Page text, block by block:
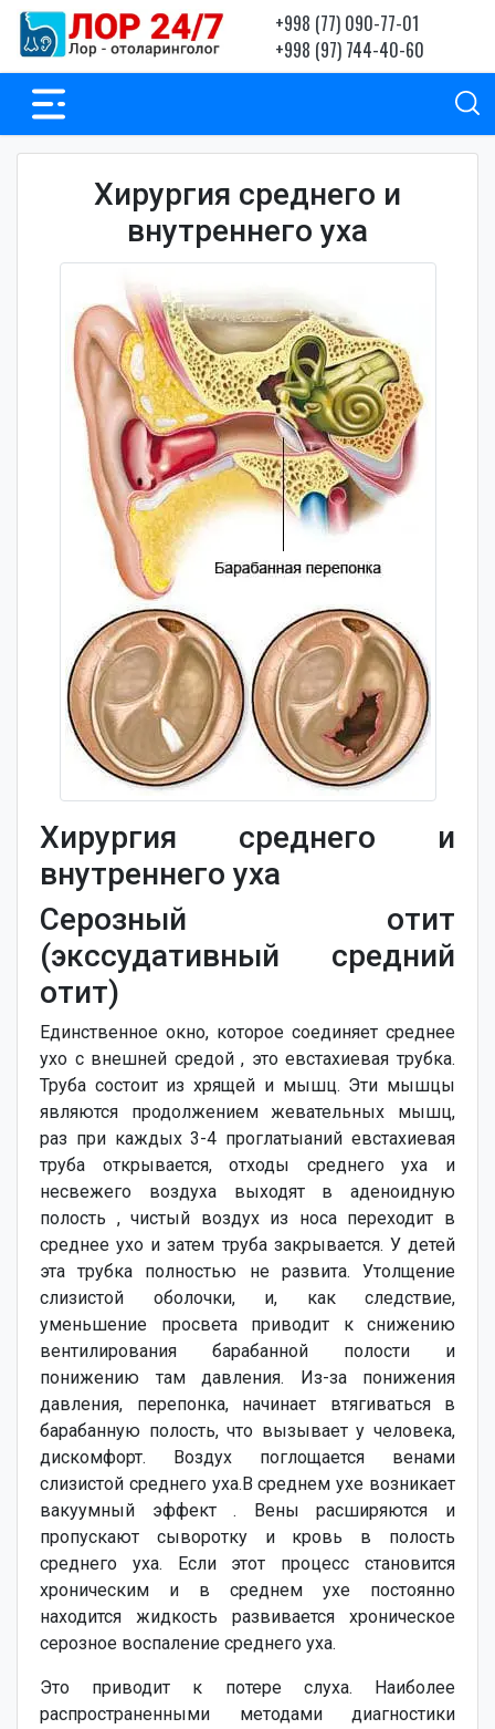
+998 (77) 090-77-01
+998 (97) 744-40-60
Хирургия среднего и
внутреннего уха
Хирургия среднего и
внутреннего уха
Серозный отит
(экссудативный средний
отит)
Единственное окно, которое соединяет среднее
ухо с внешней средой , это евстахиевая трубка.
Труба состоит из хрящей и мышц. Эти мышцы
являются продолжением жевательных мышц,
раз при каждых 3-4 проглатыаний евстахиевая
труба открывается, отходы среднего уха и
несвежего воздуха выходят в аденоидную
полость , чистый воздух из носа переходит в
среднее ухо и затем труба закрывается. У детей
эта трубка полностью не развита. Утолщение
слизистой оболочки, и, как следствие,
уменьшение просвета приводит к снижению
вентилирования барабанной полости и
понижению там давления. Из-за понижения
давления, перепонка, начинает втягиваться в
барабанную полость, что вызывает у человека,
дискомфорт. Воздух поглощается венами
слизистой среднего уха.В среднем ухе возникает
вакуумный эффект . Вены расширяются и
пропускают сыворотку и кровь в полость
среднего уха. Если этот процесс становится
хроническим и в среднем ухе постоянно
находится жидкость развивается хроническое
серозное воспаление среднего уха.
Это приводит к потере слуха. Наиболее
распространенными методами диагностики